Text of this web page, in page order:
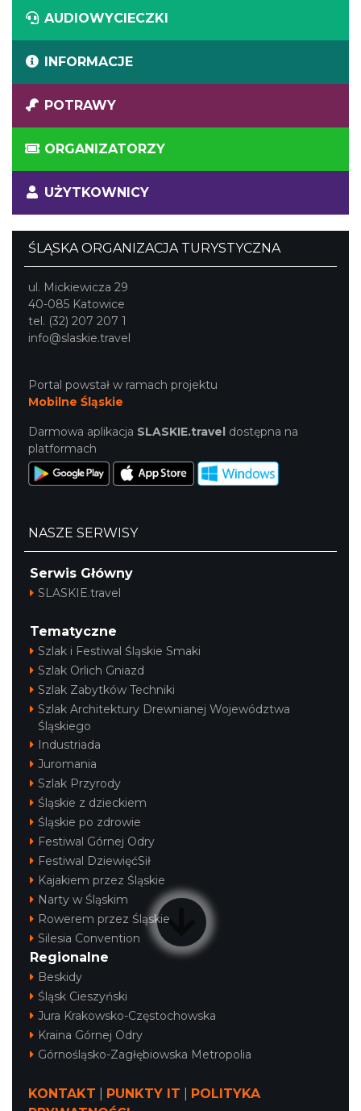
AUDIOWYCIECZKI
INFORMACJE
POTRAWY
ORGANIZATORZY
UŻYTKOWNICY
ŚLĄSKA ORGANIZACJA TURYSTYCZNA
ul. Mickiewicza 29
40-085 Katowice
tel. (32) 207 207 1
info@slaskie.travel
Portal powstał w ramach projektu
Mobilne Śląskie
Darmowa aplikacja SLASKIE.travel dostępna na
platformach
NASZE SERWISY
Serwis Główny
SLASKIE.travel
Tematyczne
Szlak i Festiwal Śląskie Smaki
Szlak Orlich Gniazd
Szlak Zabytków Techniki
Szlak Architektury Drewnianej Województwa
Śląskiego
Industriada
Juromania
Szlak Przyrody
Śląskie z dzieckiem
Śląskie po zdrowie
Festiwal Górnej Odry
Festiwal DziewięćSił
Kajakiem przez Śląskie
Narty w Śląskim
Rowerem przez Śląskie
Silesia Convention
Regionalne
Beskidy
Śląsk Cieszyński
Jura Krakowsko-Częstochowska
Kraina Górnej Odry
Górnośląsko-Zagłębiowska Metropolia
KONTAKT PUNKTY IT
POLITYKA